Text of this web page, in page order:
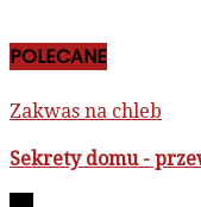
POLECANE
Zakwas na chleb
Sekrety domu -